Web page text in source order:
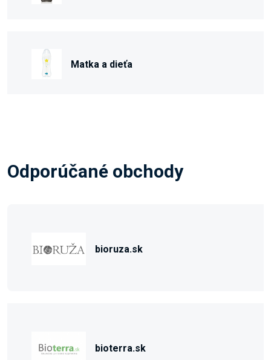
Matka a dieťa
Odporúčané obchody
bioruza.sk
bioterra.sk